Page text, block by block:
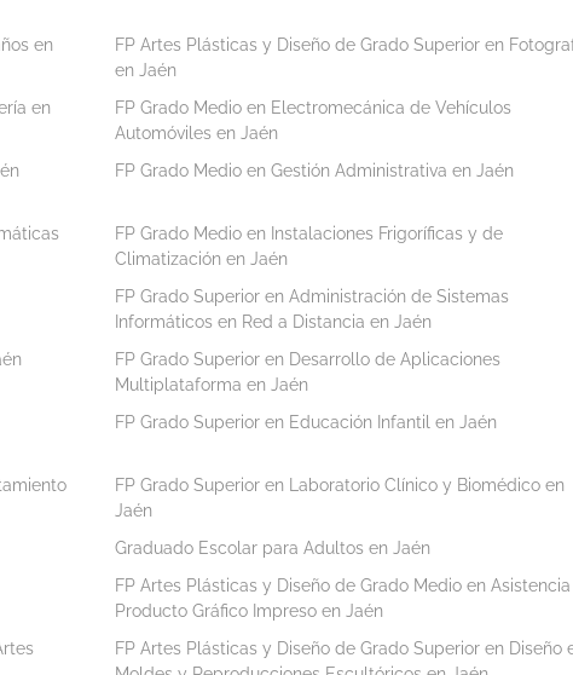
en
FP Artes Plásticas y Diseño de Grado Superior en
en Jaén
en
FP Grado Medio en Electromecánica de Vehículos
Automóviles en Jaén
FP Grado Medio en Gestión Administrativa en Jaén
FP Grado Medio en Instalaciones Frigoríficas y de
Climatización en Jaén
FP Grado Superior en Administración de Sistemas
Informáticos en Red a Distancia en Jaén
FP Grado Superior en Desarrollo de Aplicaciones
Multiplataforma en Jaén
FP Grado Superior en Educación Infantil en Jaén
FP Grado Superior en Laboratorio Clínico y Biomédico en
Jaén
Graduado Escolar para Adultos en Jaén
FP Artes Plásticas y Diseño de Grado Medio en Asistencia
Producto Gráfico Impreso en Jaén
FP Artes Plásticas y Diseño de Grado Superior en Diseño